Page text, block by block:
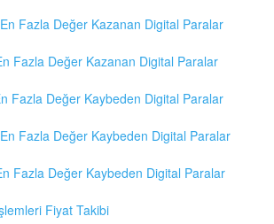
Fazla Değer Kazanan Digital Paralar
Fazla Değer Kazanan Digital Paralar
Fazla Değer Kaybeden Digital Paralar
Fazla Değer Kaybeden Digital Paralar
Fazla Değer Kaybeden Digital Paralar
Fiyat Takibi